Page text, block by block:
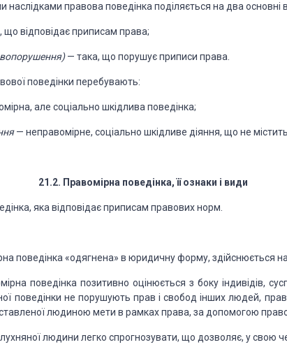
наслідками правова поведінка поділяється на два основні
що відповідає приписам права;
— така, що порушує приписи права.
поведінки перебу­вають:
але соціально шкідлива поведінка;
— неправомірне, соціально шкідливе діяння, що не
21.2. Правомірна поведінка, її ознаки і види
яка відповідаєприписам правових норм.
поведінка «одягнена» в юридичну форму, здійснюється
поведінка позитивно оцінюється з боку індивідів,
поведінки не порушують прав і свобод інших людей,
людиною мети в рамкахправа, за допомогою
людини легко спрогнозувати, що дозволяє, у свою